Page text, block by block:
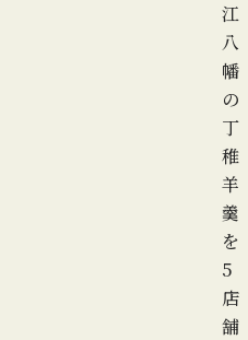
江
八
幡
の
丁
稚
羊
羹
を
5
店
舗